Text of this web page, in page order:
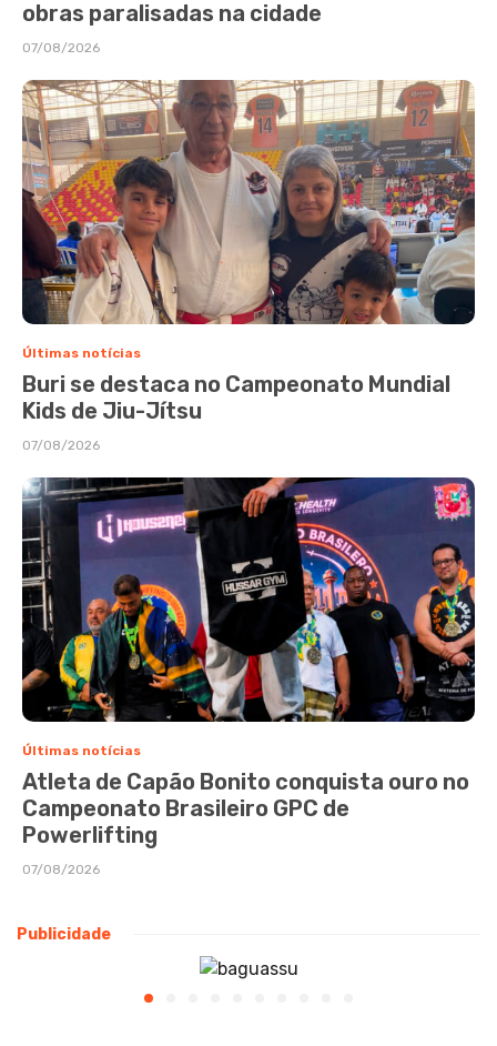
obras paralisadas na cidade
07/08/2026
Últimas notícias
Buri se destaca no Campeonato Mundial
Kids de Jiu-Jítsu
07/08/2026
Últimas notícias
Atleta de Capão Bonito conquista ouro no
Campeonato Brasileiro GPC de
Powerlifting
07/08/2026
Publicidade